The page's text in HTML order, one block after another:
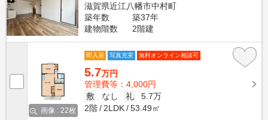
滋賀県近江八幡市中村町
築年数
築37年
建物階数
2階建
画像 : 22枚
即入居 写真充実 無料オンライン相談可
5.7万円
管理費等：4,000円
敷
なし 礼
5.7万
2階
2LDK 53.49㎡